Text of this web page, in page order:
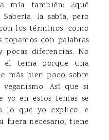
mía también: ¿qué
la sabía, pero
los términos, como
topamos con palabras
diferencias. No
tema porque una
más bien poco sobre
Así que si
yo en estos temas se
lo que yo explico, e
fuera necesario, tiene